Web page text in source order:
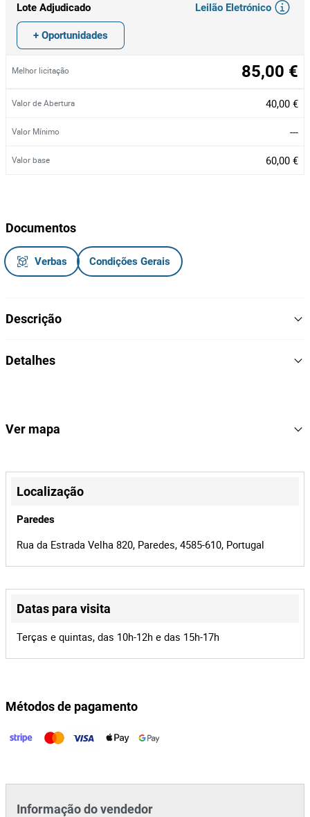
Lote Adjudicado Leilão Eletrónico
+ Oportunidades
Melhor licitação 85,00 €
Valor de Abertura 40,00 €
Valor Mínimo ---
Valor base 60,00 €
Documentos
Verbas Condições Gerais
Descrição
Marca: Daewoo
Detalhes
Referência
Id do leilão 42523
Id do lote
Ver mapa
+
−
Leaflet ©OpenStreetMap
Localização
Paredes
Rua da Estrada Velha 820, Paredes, 4585-610, Portugal
Datas para visita
Terças e quintas, das 10h-12h e das 15h-17h
Métodos de pagamento
Informação do vendedor